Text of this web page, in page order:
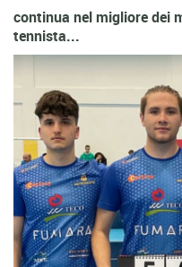
continua nel migliore dei
tennista...